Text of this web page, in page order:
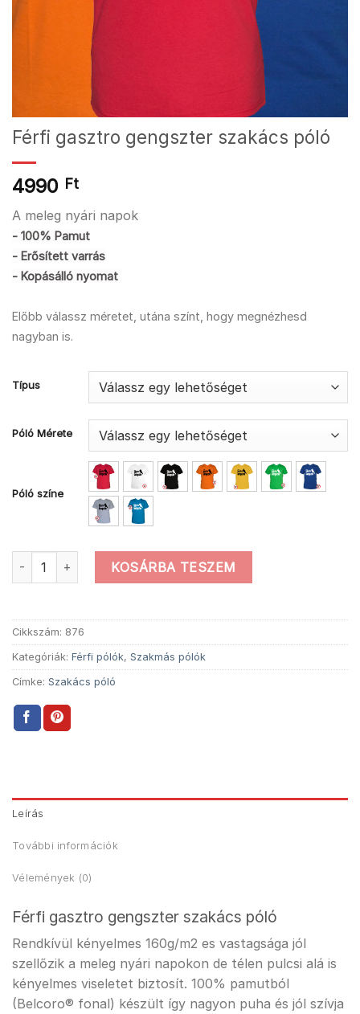
Férfi gasztro gengszter szakács póló
4990 Ft
A meleg nyári napok
- 100% Pamut
- Erősített varrás
- Kopásálló nyomat
Előbb válassz méretet, utána színt, hogy megnézhesd
nagyban is.
Típus
Póló Mérete
Póló színe
Férfi gasztro gengszter szakács póló mennyiség
KOSÁRBA TESZEM
Cikkszám: 876
Kategóriák: Férfi pólók, Szakmás pólók
Címke: Szakács póló
Leírás
További információk
Vélemények (0)
Férfi gasztro gengszter szakács póló
Rendkívül kényelmes 160g/m2 es vastagsága jól
szellőzik a meleg nyári napokon de télen pulcsi alá is
kényelmes viseletet biztosít. 100% pamutból
(Belcoro® fonal) készült így nagyon puha és jól szívja